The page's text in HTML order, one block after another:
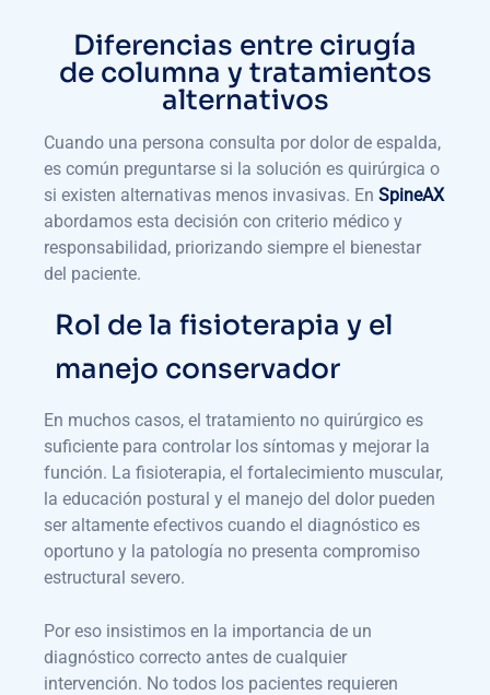
Diferencias entre cirugía
de columna y tratamientos
alternativos
Cuando una persona consulta por dolor de espalda,
es común preguntarse si la solución es quirúrgica o
si existen alternativas menos invasivas. En SpineAX
abordamos esta decisión con criterio médico y
responsabilidad, priorizando siempre el bienestar
del paciente.
Rol de la fisioterapia y el
manejo conservador
En muchos casos, el tratamiento no quirúrgico es
suficiente para controlar los síntomas y mejorar la
función. La fisioterapia, el fortalecimiento muscular,
la educación postural y el manejo del dolor pueden
ser altamente efectivos cuando el diagnóstico es
oportuno y la patología no presenta compromiso
estructural severo.
Por eso insistimos en la importancia de un
diagnóstico correcto antes de cualquier
intervención. No todos los pacientes requieren